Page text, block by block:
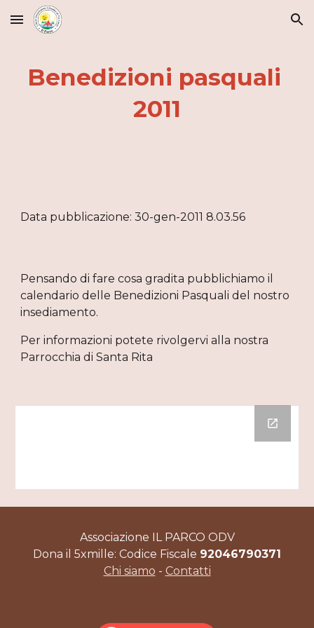
Skip to main content Skip to navigation
Benedizioni pasquali
2011
Data pubblicazione: 30-gen-2011 8.03.56
Pensando di fare cosa gradita pubblichiamo il
calendario delle Benedizioni Pasquali del nostro
insediamento.
Per informazioni potete rivolgervi alla nostra
Parrocchia di Santa Rita
Associazione IL PARCO ODV
Dona il 5xmille: Codice Fiscale 92046790371
Chi siamo - Contatti